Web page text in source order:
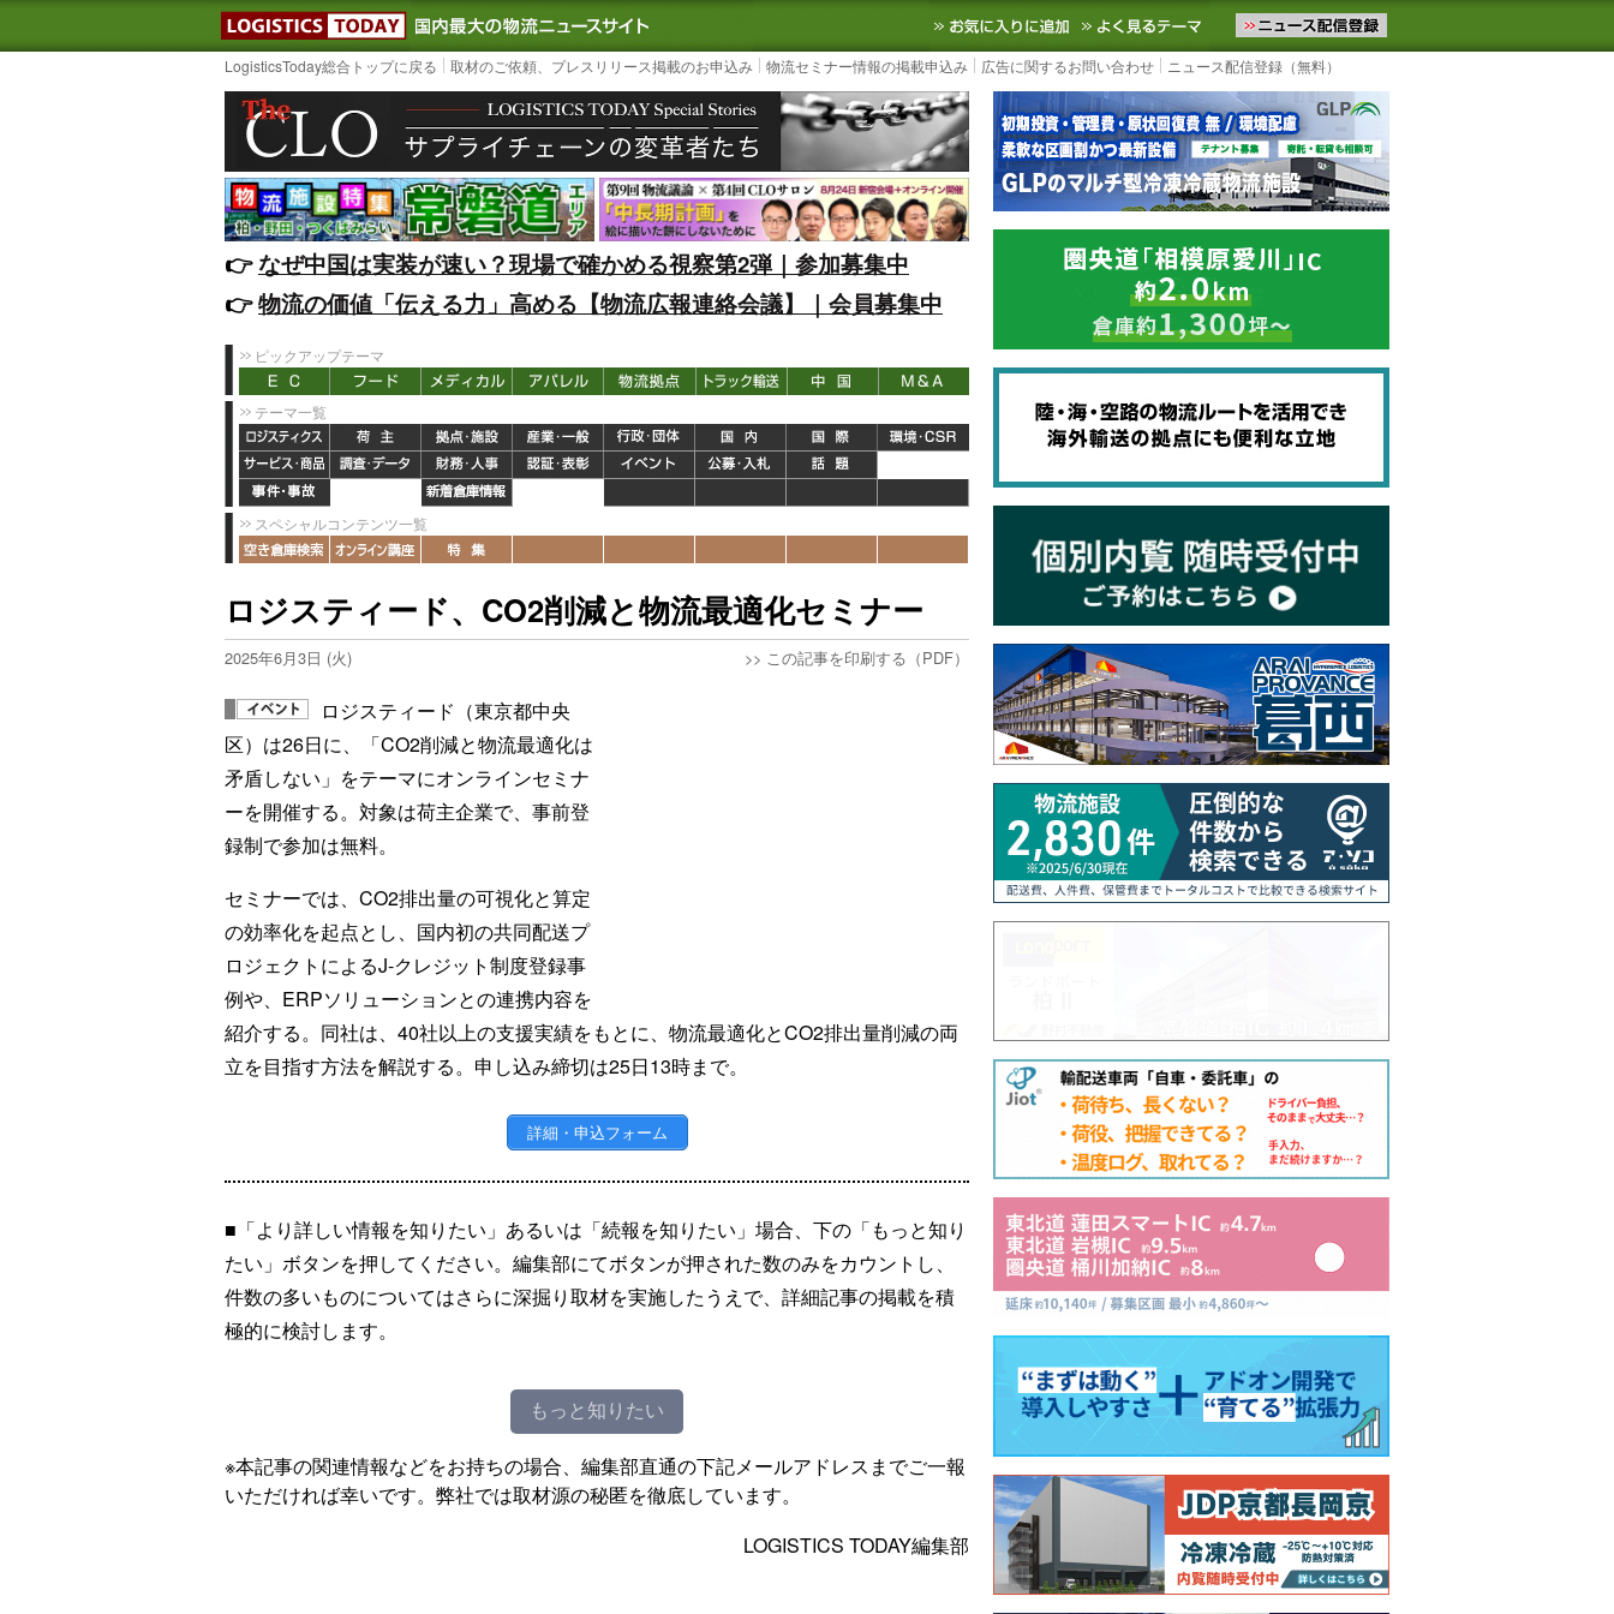
LOGISTICS TODAY｜国内最大の物流ニュースサイト3PL, SCMなど国内外の最新の物流ニュースをお届けします。物流ニュースメール配信を登録す
お気に入りに追加 よく見るテーマ
LogisticsToday総合トップに戻る 取材のご依頼、プレスリリース掲載のお申込み 物流セミナー情報の掲載申込み 広告に関するお問い合わせ ニュース配信登録（無料）
👉️なぜ中国は実装が速い？現場で確かめる視察第2弾｜参加募集中
👉️物流の価値「伝える力」高める【物流広報連絡会議】｜会員募集中
ピックアップテーマ
テーマ一覧
スペシャルコンテンツ一覧
ロジスティード、CO2削減と物流最適化セミナー
2025年6月3日 (火) >> この記事を印刷する（PDF）
ロジスティード（東京都中央
区）は26日に、「CO2削減と物流最適化は
矛盾しない」をテーマにオンラインセミナ
ーを開催する。対象は荷主企業で、事前登
録制で参加は無料。
セミナーでは、CO2排出量の可視化と算定
の効率化を起点とし、国内初の共同配送プ
ロジェクトによるJ-クレジット制度登録事
例や、ERPソリューションとの連携内容を
紹介する。同社は、40社以上の支援実績をもとに、物流最適化とCO2排出量削減の両
立を目指す方法を解説する。申し込み締切は25日13時まで。
詳細・申込フォーム
■「より詳しい情報を知りたい」あるいは「続報を知りたい」場合、下の「もっと知り
たい」ボタンを押してください。編集部にてボタンが押された数のみをカウントし、
件数の多いものについてはさらに深掘り取材を実施したうえで、詳細記事の掲載を積
極的に検討します。
もっと知りたい
※本記事の関連情報などをお持ちの場合、編集部直通の下記メールアドレスまでご一報
いただければ幸いです。弊社では取材源の秘匿を徹底しています。
LOGISTICS TODAY編集部